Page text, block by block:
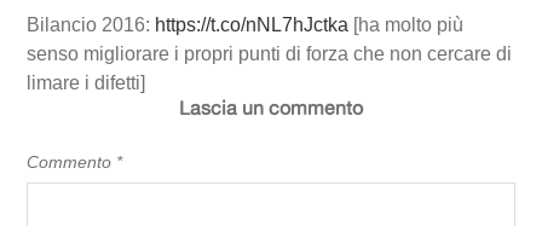
Bilancio 2016: https://t.co/nNL7hJctka [ha molto più
senso migliorare i propri punti di forza che non cercare di
limare i difetti]
Lascia un commento
Commento *